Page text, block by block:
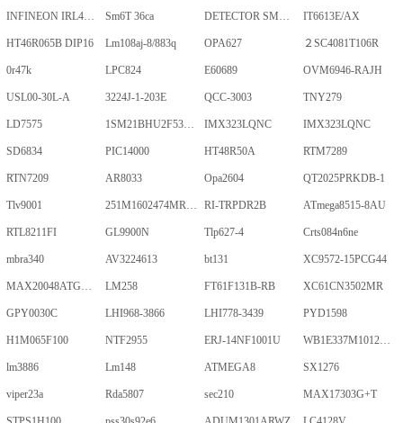
INFINEON IRL40SC228 Sm6T 36ca DETECTOR SMD,HT7024A-1,3%,SOT-89 IT6613E/AX
HT46R065B DIP16 Lm108aj-8/883q OPA627 ２SC4081T106R
0r47k LPC824 E60689 OVM6946-RAJH
USL00-30L-A 3224J-1-203E QCC-3003 TNY279
LD7575 1SM21BHU2F53E2VGNE IMX323LQNC IMX323LQNC
SD6834 PIC14000 HT48R50A RTM7289
RTN7209 AR8033 Opa2604 QT2025PRKDB-1
Tlv9001 251M1602474MR09M RI-TRPDR2B ATmega8515-8AU
RTL8211FI GL9900N Tlp627-4 Crts084n6ne
mbra340 AV3224613 bt131 XC9572-15PCG44
MAX20048ATGA/VY+ LM258 FT61F131B-RB XC61CN3502MR
GPY0030C LHI968-3866 LHI778-3439 PYD1598
H1M065F100 NTF2955 ERJ-14NF1001U WB1E337M1012MPA
lm3886 Lm148 ATMEGA8 SX1276
viper23a Rda5807 sec210 MAX17303G+T